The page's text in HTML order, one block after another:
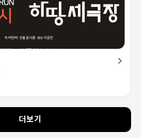
더보기